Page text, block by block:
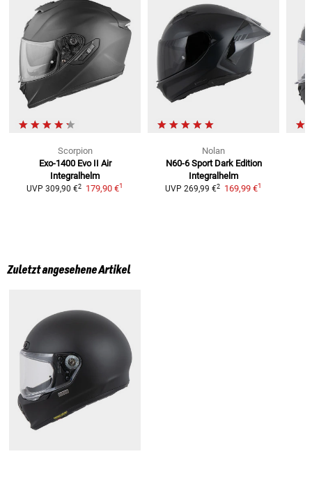
Scorpion
Exo-1400 Evo II Air
Integralhelm
UVP 309,90 €2 179,90 €1
Nolan
N60-6 Sport Dark Edition
Integralhelm
UVP 269,99 €2 169,99 €1
Zuletzt angesehene Artikel